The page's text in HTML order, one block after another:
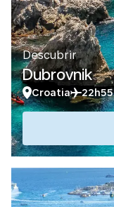
Descubrir
Dubrovnik
Croatia 22h55